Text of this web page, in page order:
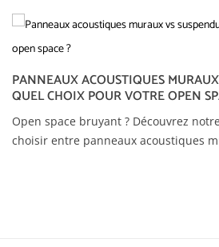
PANNEAUX ACOUSTIQUES
QUEL CHOIX POUR VOTRE OPEN
Open space bruyant ? Découvrez
choisir entre panneaux acoustiques